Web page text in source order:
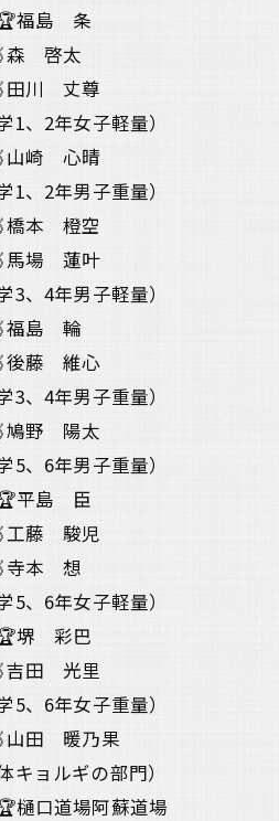
福島 条
森 啓太
田川 丈尊
1、2年女子軽量）
山崎 心晴
1、2年男子重量）
橋本 橙空
馬場 蓮叶
3、4年男子軽量）
福島 輪
後藤 維心
3、4年男子重量）
鳩野 陽太
5、6年男子重量）
平島 臣
工藤 駿児
寺本 想
5、6年女子軽量）
堺 彩巴
吉田 光里
5、6年女子重量）
山田 暖乃果
キョルギの部門）
樋口道場阿蘇道場